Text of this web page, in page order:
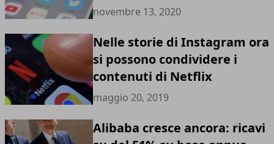
novembre 13, 2020
Nelle storie di Instagram ora
si possono condividere i
contenuti di Netflix
maggio 20, 2019
Alibaba cresce ancora: ricavi